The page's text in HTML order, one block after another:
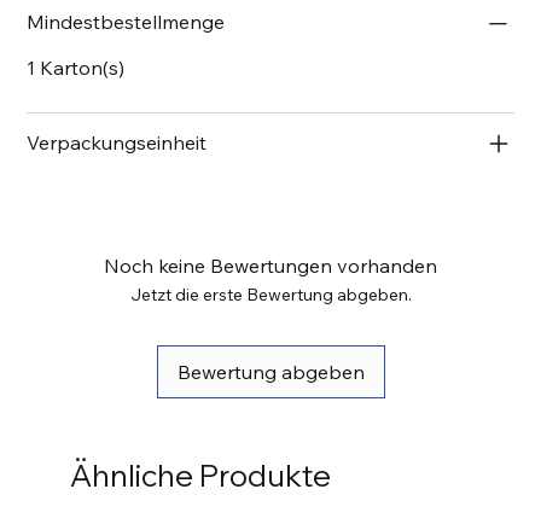
Mindestbestellmenge
1 Karton(s)
Verpackungseinheit
Noch keine Bewertungen vorhanden
Jetzt die erste Bewertung abgeben.
Bewertung abgeben
Ähnliche Produkte